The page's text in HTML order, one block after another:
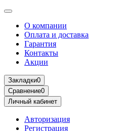
О компании
Оплата и доставка
Гарантия
Контакты
Акции
Закладки0
Сравнение0
Личный кабинет
Авторизация
Регистрация